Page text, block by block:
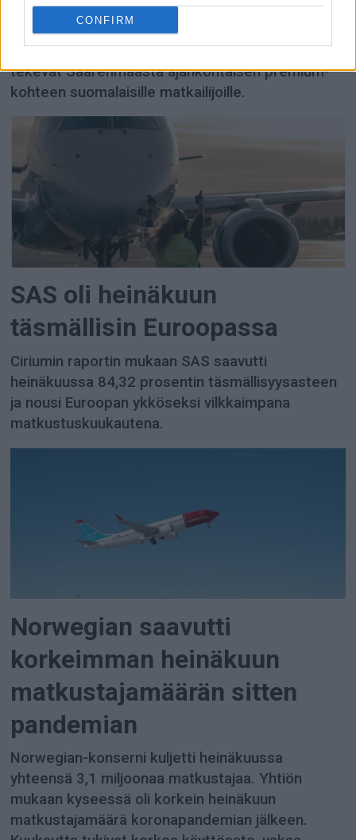
CONFIRM
lähilomien tähtikohteeksi
Suora lento, merellinen rauha ja GOSPAn spa
tekevät Saarenmaasta ajankohtaisen premium-
kohteen suomalaisille matkailijoille.
SAS oli heinäkuun
täsmällisin Euroopassa
Ciriumin raportin mukaan SAS saavutti
heinäkuussa 84,32 prosentin täsmällisyysasteen
ja nousi Euroopan ykköseksi vilkkaimpana
matkustuskuukautena.
Norwegian saavutti
korkeimman heinäkuun
matkustajamäärän sitten
pandemian
Norwegian-konserni kuljetti heinäkuussa
yhteensä 3,1 miljoonaa matkustajaa. Yhtiön
mukaan kyseessä oli korkein heinäkuun
matkustajamäärä koronapandemian jälkeen.